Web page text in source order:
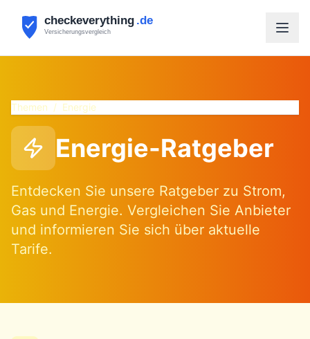
Themen / Energie
Energie-Ratgeber
Entdecken Sie unsere Ratgeber zu Strom,
Gas und Energie. Vergleichen Sie Anbieter
und informieren Sie sich über aktuelle
Tarife.